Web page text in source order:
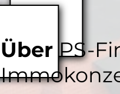
Über PS-